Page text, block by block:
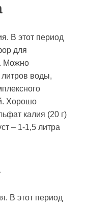
В этот период
для
Можно
литров воды,
Хорошо
калия (20 г)
– 1-1,5 литра
В этот период